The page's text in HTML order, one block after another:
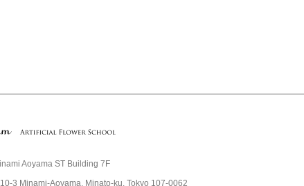
Aoyama ST Building 7F
3 Minami-Aoyama, Minato-ku, Tokyo 107-0062